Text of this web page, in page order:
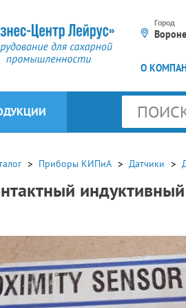
Город
О
(16)
(415)
(65)
Приборы КИПиА Датчики